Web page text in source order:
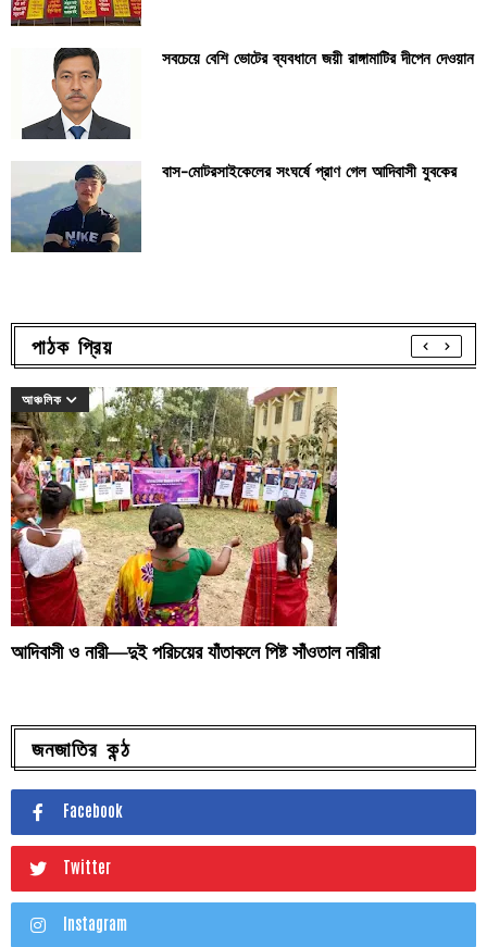
সবচেয়ে বেশি ভোটের ব্যবধানে জয়ী রাঙ্গামাটির দীপেন দেওয়ান
বাস-মোটরসাইকেলের সংঘর্ষে প্রাণ গেল আদিবাসী যুবকের
পাঠক প্রিয়
আঞ্চলিক
আদিবাসী ও নারী—দুই পরিচয়ের যাঁতাকলে পিষ্ট সাঁওতাল নারীরা
জনজাতির কন্ঠ
Facebook
Twitter
Instagram